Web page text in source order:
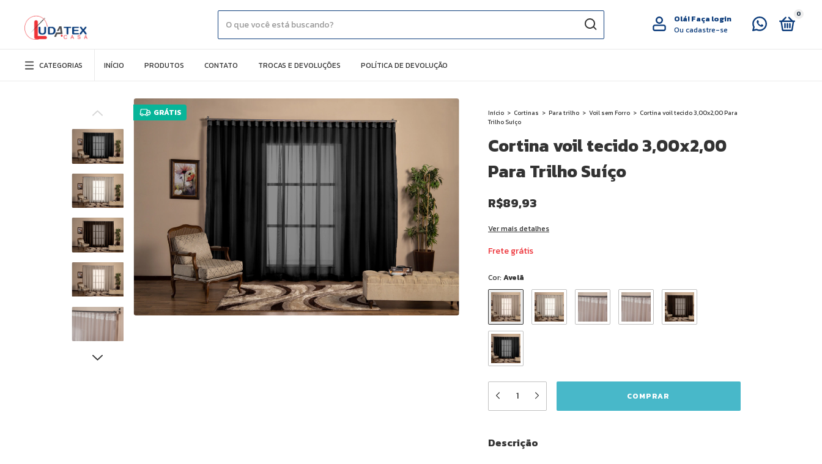
Olá!Faça login
Ou cadastre-se
0
CATEGORIAS INÍCIO PRODUTOS CONTATO TROCAS E DEVOLUÇÕES POLÍTICA DE DEVOLUÇÃO
GRÁTIS Início > Cortinas > Para trilho > Voil sem Forro > Cortina voil tecido 3,00x2,00 Para
Trilho Suíço
Cortina voil tecido 3,00x2,00
Para Trilho Suíço
R$89,93
Ver mais detalhes
Frete grátis
Cor: Avelã
Descrição